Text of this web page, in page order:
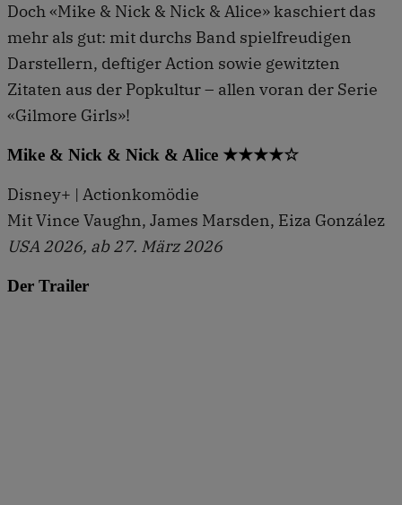
Doch «Mike & Nick & Nick & Alice» kaschiert das
mehr als gut: mit durchs Band spielfreudigen
Darstellern, deftiger Action sowie gewitzten
Zitaten aus der Popkultur – allen voran der Serie
«Gilmore Girls»!
Mike & Nick & Nick & Alice ★★★★☆
Disney+ | Actionkomödie
Mit Vince Vaughn, James Marsden, Eiza González
USA 2026, ab 27. März 2026
Der Trailer